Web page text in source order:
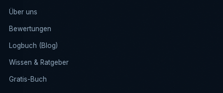
Über uns
Bewertungen
Logbuch (Blog)
Wissen & Ratgeber
Gratis-Buch